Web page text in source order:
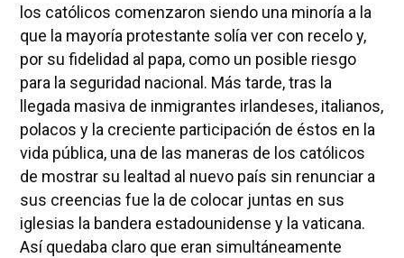
los católicos comenzaron siendo una minoría a la
que la mayoría protestante solía ver con recelo y,
por su fidelidad al papa, como un posible riesgo
para la seguridad nacional. Más tarde, tras la
llegada masiva de inmigrantes irlandeses, italianos,
polacos y la creciente participación de éstos en la
vida pública, una de las maneras de los católicos
de mostrar su lealtad al nuevo país sin renunciar a
sus creencias fue la de colocar juntas en sus
iglesias la bandera estadounidense y la vaticana.
Así quedaba claro que eran simultáneamente